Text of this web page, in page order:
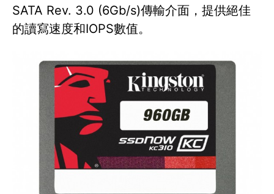
SATA Rev. 3.0 (6Gb/s)傳輸介面，提供絕佳
的讀寫速度和IOPS數值。